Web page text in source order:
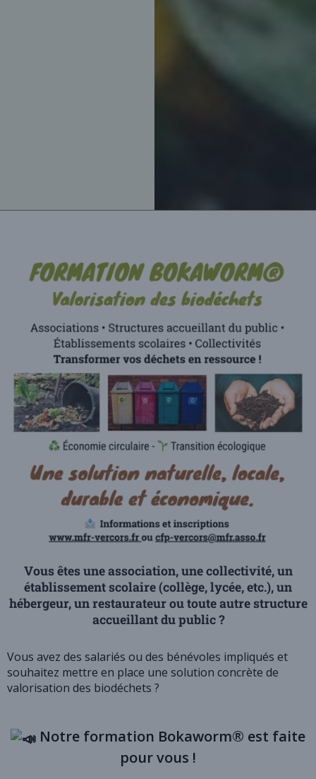
Vous êtes une association, une collectivité, un
établissement scolaire (collège, lycée, etc.), un
hébergeur, un restaurateur ou toute autre structure
accueillant du public ?
Vous avez des salariés ou des bénévoles impliqués et
souhaitez mettre en place une solution concrète de
valorisation des biodéchets ?
Notre formation Bokaworm® est faite
pour vous !